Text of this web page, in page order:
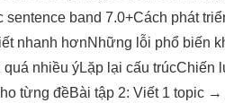
sentence band 7.0+Cách phát
nhanh hơnNhững lỗi phổ biến
quá nhiều ýLặp lại cấu trúcChiến
từng đềBài tập 2: Viết 1 topic →